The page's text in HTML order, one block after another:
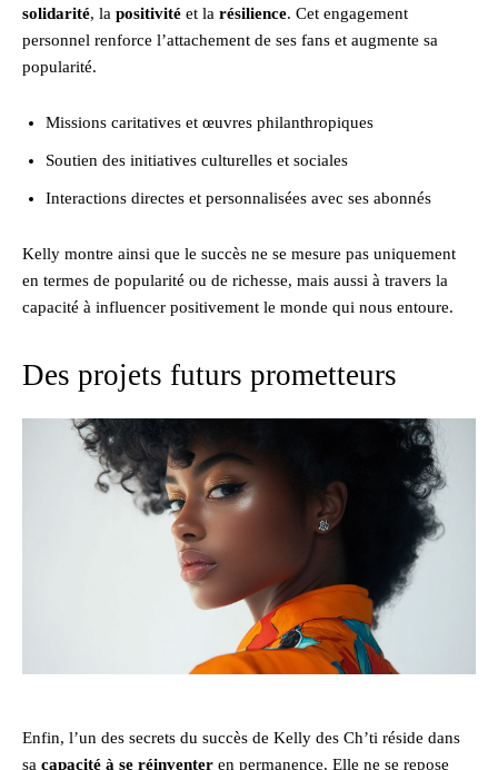
solidarité, la positivité et la résilience. Cet engagement
personnel renforce l’attachement de ses fans et augmente sa
popularité.
Missions caritatives et œuvres philanthropiques
Soutien des initiatives culturelles et sociales
Interactions directes et personnalisées avec ses abonnés
Kelly montre ainsi que le succès ne se mesure pas uniquement
en termes de popularité ou de richesse, mais aussi à travers la
capacité à influencer positivement le monde qui nous entoure.
Des projets futurs prometteurs
Enfin, l’un des secrets du succès de Kelly des Ch’ti réside dans
sa capacité à se réinventer en permanence. Elle ne se repose